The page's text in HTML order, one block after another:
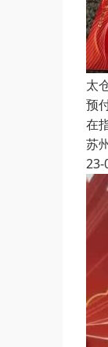
太
预
在
苏
23-